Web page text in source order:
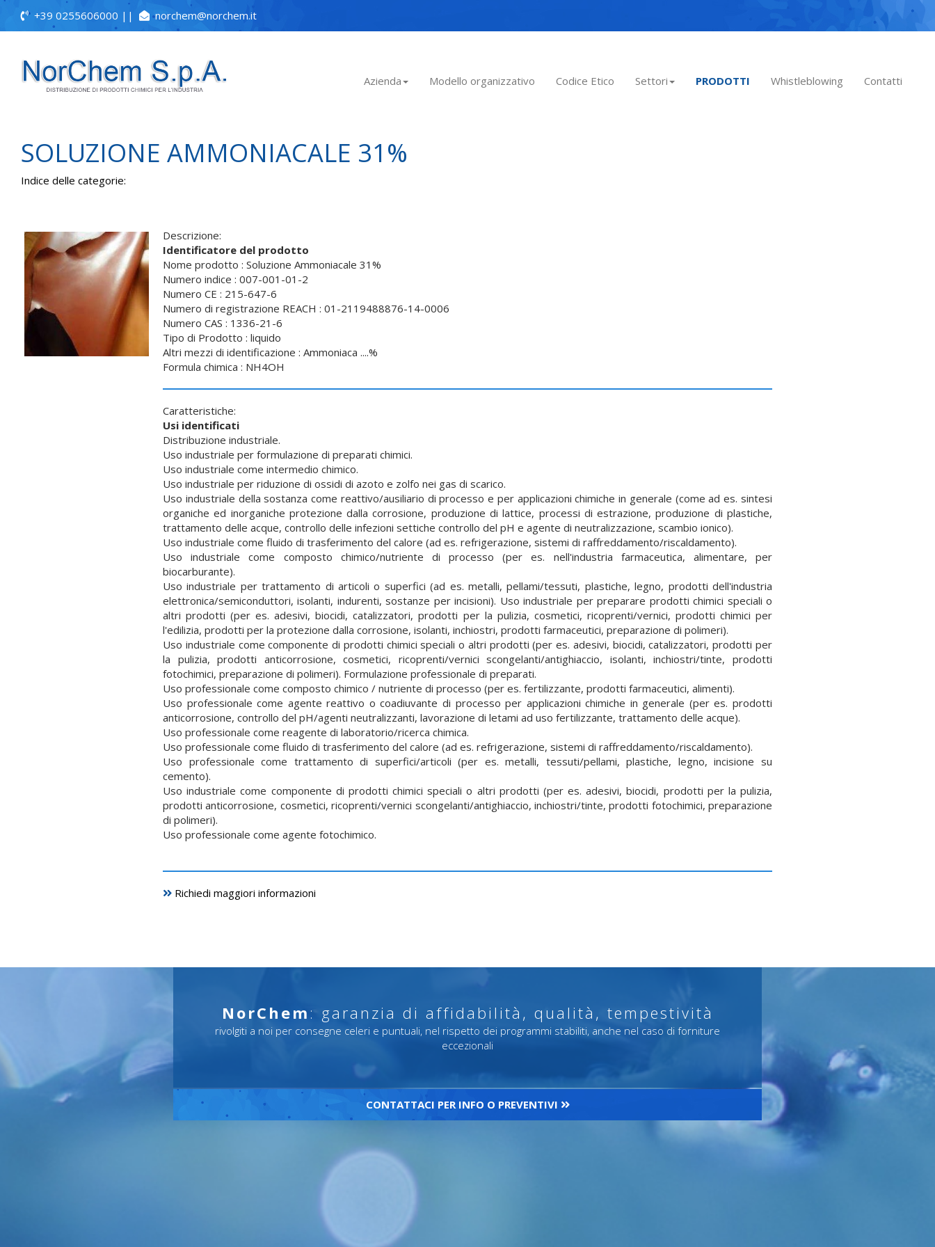
+39 0255606000 || norchem@norchem.it
Azienda Modello organizzativo Codice Etico Settori PRODOTTI Whistleblowing Contatti
SOLUZIONE AMMONIACALE 31%
Indice delle categorie:
Descrizione:
Identificatore del prodotto
Nome prodotto : Soluzione Ammoniacale 31%
Numero indice : 007-001-01-2
Numero CE : 215-647-6
Numero di registrazione REACH : 01-2119488876-14-0006
Numero CAS : 1336-21-6
Tipo di Prodotto : liquido
Altri mezzi di identificazione : Ammoniaca ....%
Formula chimica : NH4OH
Caratteristiche:
Usi identificati
Distribuzione industriale.
Uso industriale per formulazione di preparati chimici.
Uso industriale come intermedio chimico.
Uso industriale per riduzione di ossidi di azoto e zolfo nei gas di scarico.
Uso industriale della sostanza come reattivo/ausiliario di processo e per applicazioni chimiche in generale (come ad es. sintesi
organiche ed inorganiche protezione dalla corrosione, produzione di lattice, processi di estrazione, produzione di plastiche,
trattamento delle acque, controllo delle infezioni settiche controllo del pH e agente di neutralizzazione, scambio ionico).
Uso industriale come fluido di trasferimento del calore (ad es. refrigerazione, sistemi di raffreddamento/riscaldamento).
Uso industriale come composto chimico/nutriente di processo (per es. nell'industria farmaceutica, alimentare, per
biocarburante).
Uso industriale per trattamento di articoli o superfici (ad es. metalli, pellami/tessuti, plastiche, legno, prodotti dell'industria
elettronica/semiconduttori, isolanti, indurenti, sostanze per incisioni). Uso industriale per preparare prodotti chimici speciali o
altri prodotti (per es. adesivi, biocidi, catalizzatori, prodotti per la pulizia, cosmetici, ricoprenti/vernici, prodotti chimici per
l'edilizia, prodotti per la protezione dalla corrosione, isolanti, inchiostri, prodotti farmaceutici, preparazione di polimeri).
Uso industriale come componente di prodotti chimici speciali o altri prodotti (per es. adesivi, biocidi, catalizzatori, prodotti per
la pulizia, prodotti anticorrosione, cosmetici, ricoprenti/vernici scongelanti/antighiaccio, isolanti, inchiostri/tinte, prodotti
fotochimici, preparazione di polimeri). Formulazione professionale di preparati.
Uso professionale come composto chimico / nutriente di processo (per es. fertilizzante, prodotti farmaceutici, alimenti).
Uso professionale come agente reattivo o coadiuvante di processo per applicazioni chimiche in generale (per es. prodotti
anticorrosione, controllo del pH/agenti neutralizzanti, lavorazione di letami ad uso fertilizzante, trattamento delle acque).
Uso professionale come reagente di laboratorio/ricerca chimica.
Uso professionale come fluido di trasferimento del calore (ad es. refrigerazione, sistemi di raffreddamento/riscaldamento).
Uso professionale come trattamento di superfici/articoli (per es. metalli, tessuti/pellami, plastiche, legno, incisione su
cemento).
Uso industriale come componente di prodotti chimici speciali o altri prodotti (per es. adesivi, biocidi, prodotti per la pulizia,
prodotti anticorrosione, cosmetici, ricoprenti/vernici scongelanti/antighiaccio, inchiostri/tinte, prodotti fotochimici, preparazione
di polimeri).
Uso professionale come agente fotochimico.
Richiedi maggiori informazioni
NorChem : garanzia di affidabilità, qualità, tempestività
rivolgiti a noi per consegne celeri e puntuali, nel rispetto dei programmi stabiliti, anche nel caso di forniture
eccezionali
CONTATTACI PER INFO O PREVENTIVI